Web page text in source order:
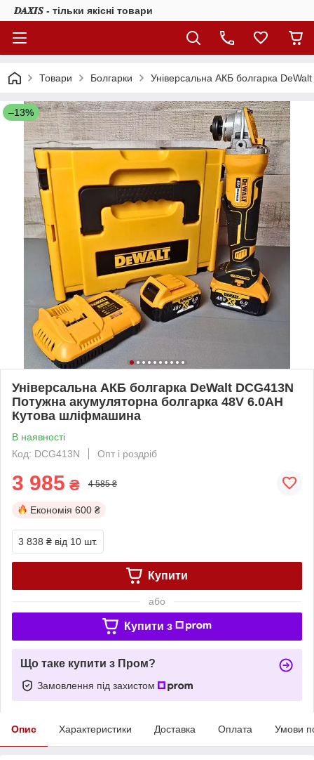
𝑫𝑨𝑿𝑰𝑺 - тільки якісні товари
Товари Болгарки Універсальна АКБ болгарка
–13%
Універсальна АКБ болгарка DeWalt DCG413N
Потужна акумуляторна болгарка 48V 6.0AH
Кутова шліфмашина
В наявності
Код: DCG413N
Опт і роздріб
3 985 ₴ 4 585 ₴
Економія 600 ₴
3 838 ₴ від 10 шт.
Купити
або
Купити з
Що таке купити з Пром?
Замовлення під захистом
Опис Характеристики Доставка Оплата Умови